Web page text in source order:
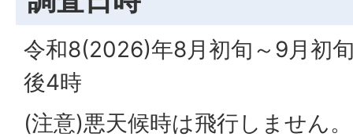
令和8(2026)年8月初旬～9月初
後4時
(注意)悪天候時は飛行しません。